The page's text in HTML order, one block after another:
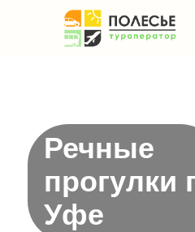
Речные
прогулки
Уфе